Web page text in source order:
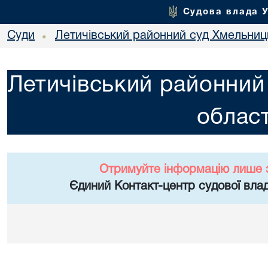
Судова влада
Суди • Летичівський районний суд
Летичівський
Отримуйте інформацію лише
Єдиний Контакт-центр судової